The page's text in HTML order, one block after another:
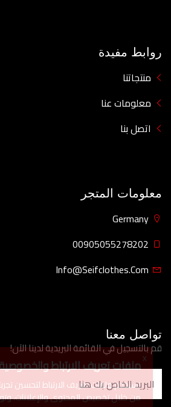
روابط مفيدة
منتجاتنا
معلومات عنا
اتصل بنا
معلومات المتجر
Germany
00905055278202
Info@seifclothes.com
تواصل معنا
قم بالتسجيل في القائمة البريدية لدينا الآن!
Xملفات تعريف الارتباط
نستخدم ملفات تعريف الارتباط لتحسين
من خلال تخصيص المحتوى والإعلانات،